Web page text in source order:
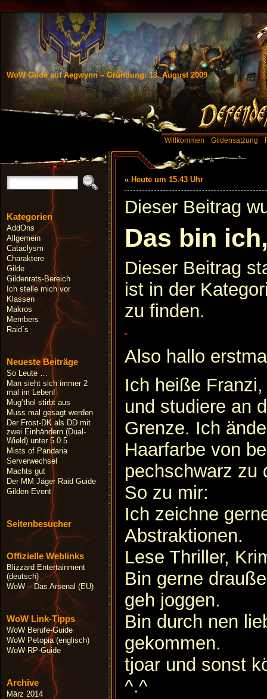
WoW Gilde auf Aegwynn – Gründung: 13. August 2009
Willkommen Gildensatzung
Kategorien
AddOns
Allgemein
Cataclysm
Charaktere
Gilde
Gildenrats-Bereich
Ich stelle mich vor
Klassen
Makros
Members
Raid´s
Neueste Beiträge
So Leute …
Man sieht sich immer 2
mal im Leben!
Mug’thol stirbt aus
Muss mal gesagt werden
Der Frost-DK als DD mit
zwei Einhändern (Dual-
Wield) unter 5.0.5
Mists of Pandaria
Serverwechsel
Machts gut
Der MM Jäger Raid Guide
Gilden Event
Seitenbesucher
Offizielle Weblinks
Blizzard Entertainment
(deutsch)
WoW – Das Arsenal (EU)
WoW Link-Tipps
WoW Berufe-Guide
WoW Petopia (englisch)
WoW RP-Guide
Archive
März 2014
« Heute um 15.43 Uhr
Dieser Beitrag
Das bin
Dieser Beitrag
ist in der
zu finden.
Also hallo
Ich heiße
und studiere an
Grenze. Ich
Haarfarbe von
pechschwarz zu
So zu mir:
Ich zeichne
Abstraktionen.
Lese Thriller,
Bin gerne
geh joggen.
Bin durch nen
gekommen.
tjoar und sonst
^.^